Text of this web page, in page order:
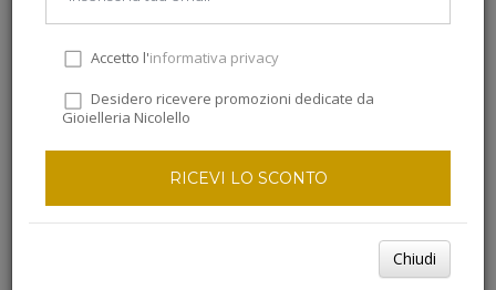
Accetto l'informativa privacy
Desidero ricevere promozioni dedicate da
Gioielleria Nicolello
RICEVI LO SCONTO
Chiudi